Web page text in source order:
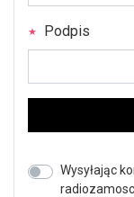
Podpis
Wysyłając